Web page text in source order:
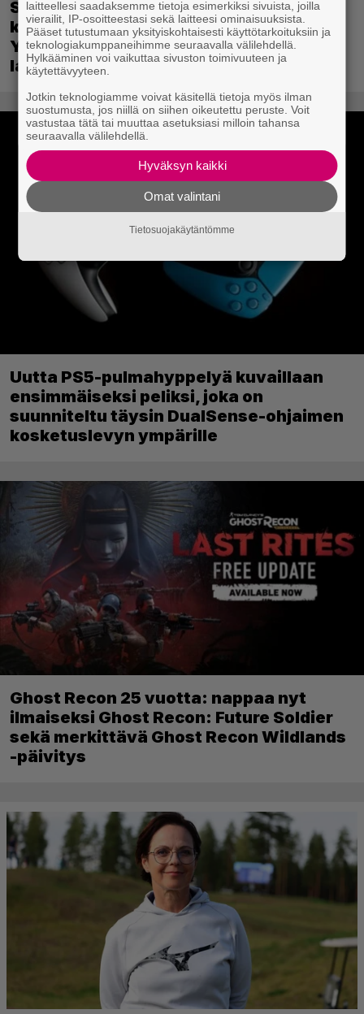
Sony on keskustellut jälleenmyyjien
kanssa levyttömyyteen siirtymisestä –
Yhdysvalloissa pelejä myydään
latauskoodin sisältävissä koteloissa
Uutta PS5-pulmahyppelyä kuvaillaan
ensimmäiseksi peliksi, joka on
suunniteltu täysin DualSense-ohjaimen
kosketuslevyn ympärille
Ghost Recon 25 vuotta: nappaa nyt
ilmaiseksi Ghost Recon: Future Soldier
sekä merkittävä Ghost Recon Wildlands
-päivitys
laitteellesi saadaksemme tietoja esimerkiksi sivuista, joilla
vierailit, IP-osoitteestasi sekä laitteesi ominaisuuksista.
Pääset tutustumaan yksityiskohtaisesti käyttötarkoituksiin ja
teknologiakumppaneihimme seuraavalla välilehdellä.
Hylkääminen voi vaikuttaa sivuston toimivuuteen ja
käytettävyyteen.
Jotkin teknologiamme voivat käsitellä tietoja myös ilman
suostumusta, jos niillä on siihen oikeutettu peruste. Voit
vastustaa tätä tai muuttaa asetuksiasi milloin tahansa
seuraavalla välilehdellä.
Hyväksyn kaikki
Omat valintani
Tietosuojakäytäntömme